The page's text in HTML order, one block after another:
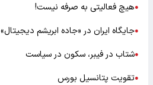
●هیچ فعالیتی به صرفه نیست!
●جایگاه ایران در «جاده ابریشم دیجیتال»
●شتاب در فیبر، سکون در سیاست
●تقویت پتانسیل بورس